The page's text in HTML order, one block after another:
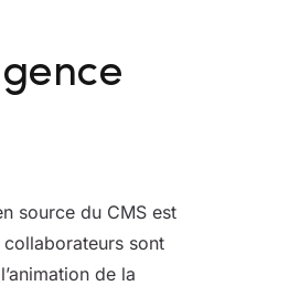
source du CMS est
sont
de la